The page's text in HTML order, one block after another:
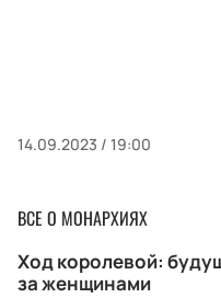
14.09.2023 / 19:00
ВСЕ О МОНАРХИЯХ
Ход королевой:
за женщинами